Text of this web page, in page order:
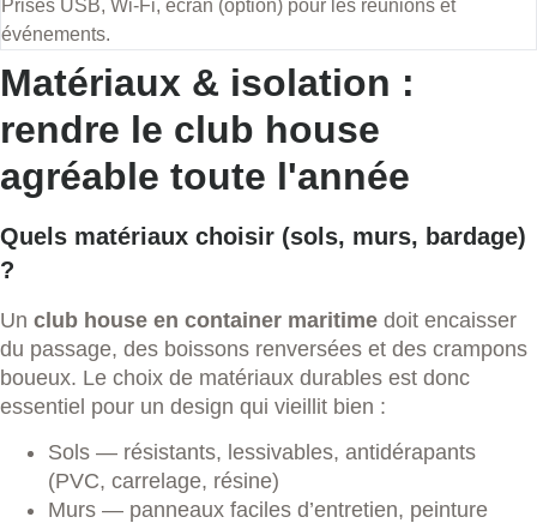
Prises USB, Wi-Fi, écran (option) pour les réunions et
événements.
Matériaux & isolation :
rendre le club house
agréable toute l'année
Quels matériaux choisir (sols, murs, bardage)
?
Un club house en container maritime doit encaisser
du passage, des boissons renversées et des crampons
boueux. Le choix de matériaux durables est donc
essentiel pour un design qui vieillit bien :
Sols — résistants, lessivables, antidérapants
(PVC, carrelage, résine)
Murs — panneaux faciles d’entretien, peinture